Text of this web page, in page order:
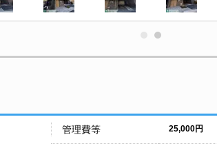
管理費等 25,000円